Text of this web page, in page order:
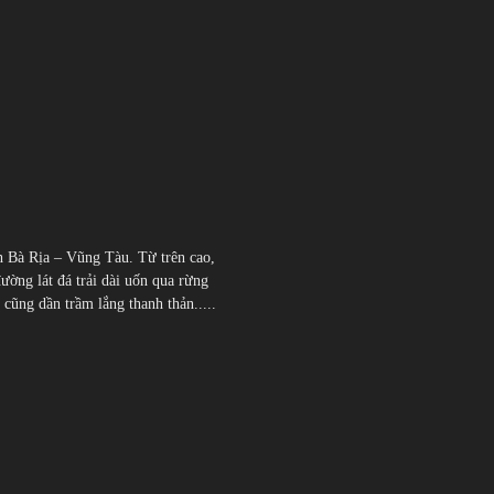
Rịa – Vũng Tàu. Từ trên cao,
lát đá trải dài uốn qua rừng
dần trầm lắng thanh thản.....